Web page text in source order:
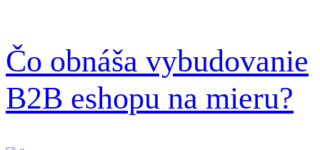
Čo obnáša vybudovanie
B2B eshopu na mieru?